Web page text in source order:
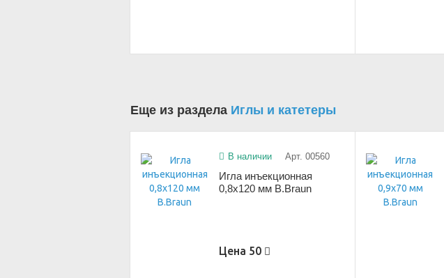
Еще из раздела Иглы и катетеры
В наличии Арт. 00560
Игла инъекционная
0,8х120 мм B.Braun
Цена 50